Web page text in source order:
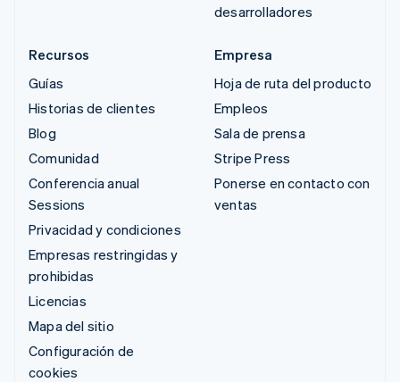
desarrolladores
Recursos
Guías
Historias de clientes
Blog
Comunidad
Conferencia anual
Sessions
Privacidad y condiciones
Empresas restringidas y
prohibidas
Licencias
Mapa del sitio
Configuración de
cookies
Empresa
Hoja de ruta del producto
Empleos
Sala de prensa
Stripe Press
Ponerse en contacto con
ventas